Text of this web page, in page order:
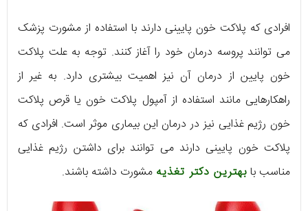
افرادی که پلاکت خون پایینی دارند با استفاده از مشورت پزشک
می توانند پروسه درمان خود را آغاز کنند. توجه به علت پلاکت
خون پایین از درمان آن نیز اهمیت بیشتری دارد. به غیر از
راهکارهایی مانند استفاده از آمپول پلاکت خون یا قرص پلاکت
خون رژیم غذایی نیز در درمان این بیماری موثر است. افرادی که
پلاکت خون پایینی دارند می توانند برای داشتن رژیم غذایی
مناسب بابهترین دکتر تغذیه مشورت داشته باشند.